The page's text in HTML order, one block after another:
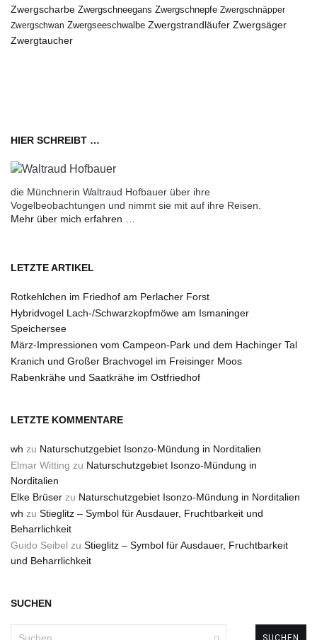
Zwergscharbe Zwergschneegans Zwergschnepfe Zwergschnäpper
Zwergschwan Zwergseeschwalbe Zwergstrandläufer Zwergsäger
Zwergtaucher
HIER SCHREIBT …
die Münchnerin Waltraud Hofbauer über ihre
Vogelbeobachtungen und nimmt sie mit auf ihre Reisen.
Mehr über mich erfahren …
LETZTE ARTIKEL
Rotkehlchen im Friedhof am Perlacher Forst
Hybridvogel Lach-/Schwarzkopfmöwe am Ismaninger
Speichersee
März-Impressionen vom Campeon-Park und dem Hachinger Tal
Kranich und Großer Brachvogel im Freisinger Moos
Rabenkrähe und Saatkrähe im Ostfriedhof
LETZTE KOMMENTARE
wh zu Naturschutzgebiet Isonzo-Mündung in Norditalien
Elmar Witting zu Naturschutzgebiet Isonzo-Mündung in
Norditalien
Elke Brüser zu Naturschutzgebiet Isonzo-Mündung in Norditalien
wh zu Stieglitz – Symbol für Ausdauer, Fruchtbarkeit und
Beharrlichkeit
Guido Seibel zu Stieglitz – Symbol für Ausdauer, Fruchtbarkeit
und Beharrlichkeit
SUCHEN